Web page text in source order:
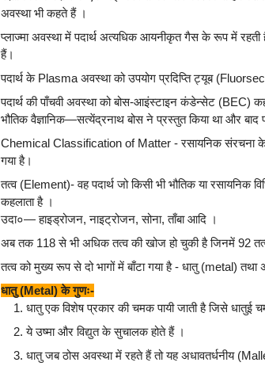
अवस्था भी कहते हैं ।
प्लाज्मा अवस्था में पदार्थ अत्यधिक आयनीकृत गैस के रूप में
हैं।
पदार्थ के Plasma अवस्था को उपयोग प्रदिप्ति ट्यूब
पदार्थ की पाँचवी अवस्था को बोस-आइंस्टाइन कंडेन्सेट (BEC)
भौतिक वैज्ञानिक—सत्येंद्रनाथ बोस ने प्रस्तुत किया था और बाद
Chemical Classification of Matter - रसायनिक संरचना के
गया है।
तत्व (Element)- वह पदार्थ जो किसी भी भौतिक या रसायनिक
कहलाता है ।
उदा०— हाइड्रोजन, नाइट्रोजन, सोना, ताँबा आदि ।
अब तक 118 से भी अधिक तत्व की खोज हो चुकी है जिनमें 92
तत्व को मुख्य रूप से दो भागों में बाँटा गया है - धातु (metal)
धातु (Metal) के गुणः-
धातु एक विशेष प्रकार की चमक पायी जाती है जिसे धातुई
ये उष्मा और विद्युत के सुचालक होते हैं ।
धातु जब ठोस अवस्था में रहते हैं तो यह अधावतर्धनीय